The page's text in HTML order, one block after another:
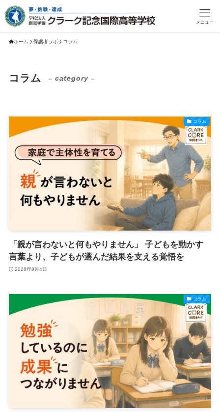
メニュー
ホーム 保護者ラボ コラム
コラム – category –
コラム
「親が言わないと何もやりません」 子どもを動かす
言葉より、子どもが選んだ結果を支える覚悟を
2026年8月4日
コラム